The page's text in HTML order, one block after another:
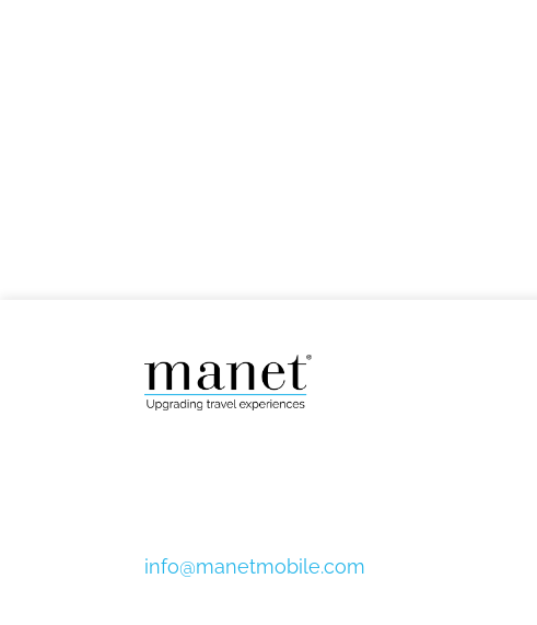
info@manetmobile.com